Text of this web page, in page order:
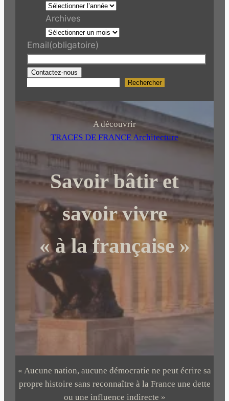
Archives
Email(obligatoire)
Contactez-nous
r
c
h
r
Rechercher
A découvrir
TRACES DE FRANCE Architecture
Savoir bâtir et
savoir vivre
« à la française »
« Aucune nation, aucune démocratie ne peut écrire sa
propre histoire sans reconnaître à la France une dette
ou une influence indirecte »